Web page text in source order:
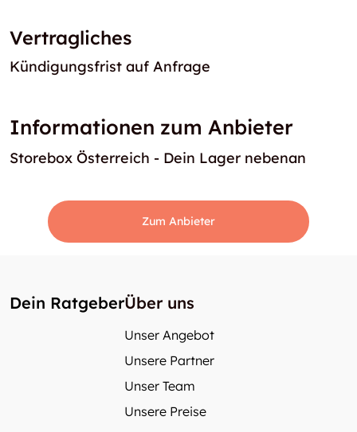
Vertragliches
Kündigungsfrist auf Anfrage
Informationen zum Anbieter
Storebox Österreich - Dein Lager nebenan
Zum Anbieter
Dein RatgeberÜber uns
Unser Angebot
Unsere Partner
Unser Team
Unsere Preise